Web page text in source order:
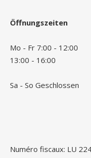
Öffnungszeiten
Mo - Fr 7:00 - 12:00
13:00 - 16:00
Sa - So Geschlossen
Numéro fiscaux: LU